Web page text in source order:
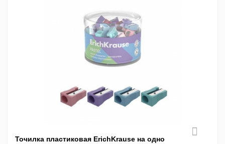
Точилка пластиковая ErichKrause на одно